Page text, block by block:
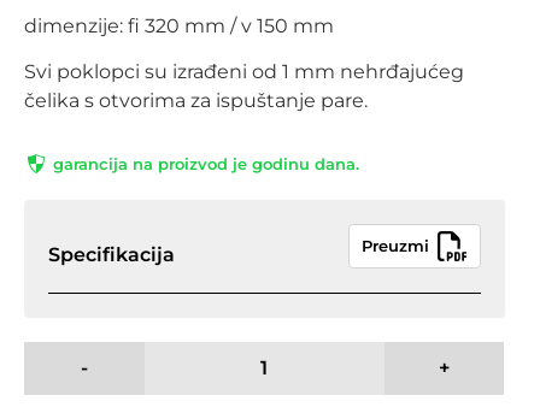
dimenzije: fi 320 mm / v 150 mm
Svi poklopci su izrađeni od 1 mm nehrđajućeg
čelika s otvorima za ispuštanje pare.
garancija na proizvod je godinu dana.
Specifikacija Preuzmi
- +